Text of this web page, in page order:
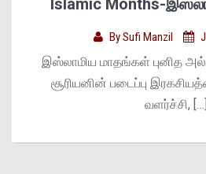
Islamic Months-
BySufi Manzil
இஸ்லாமிய மாதங்கள் புனித
சூரியனின் படைப்பு
வளர்ச்சி, […]